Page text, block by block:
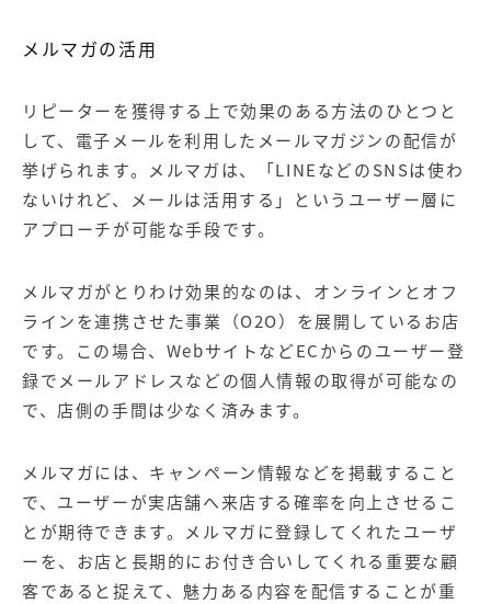
メルマガの活用
リピーターを獲得する上で効果のある方法のひとつと
して、電子メールを利用したメールマガジンの配信が
挙げられます。メルマガは、「LINEなどのSNSは使わ
ないけれど、メールは活用する」というユーザー層に
アプローチが可能な手段です。
メルマガがとりわけ効果的なのは、オンラインとオフ
ラインを連携させた事業（O2O）を展開しているお店
です。この場合、WebサイトなどECからのユーザー登
録でメールアドレスなどの個人情報の取得が可能なの
で、店側の手間は少なく済みます。
メルマガには、キャンペーン情報などを掲載すること
で、ユーザーが実店舗へ来店する確率を向上させるこ
とが期待できます。メルマガに登録してくれたユーザ
ーを、お店と長期的にお付き合いしてくれる重要な顧
客であると捉えて、魅力ある内容を配信することが重